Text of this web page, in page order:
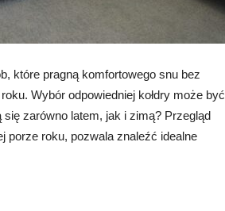
które pragną komfortowego snu bez
Wybór odpowiedniej kołdry może być
zarówno latem, jak i zimą? Przegląd
porze roku, pozwala znaleźć idealne